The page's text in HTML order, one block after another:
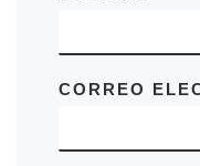
CORREO